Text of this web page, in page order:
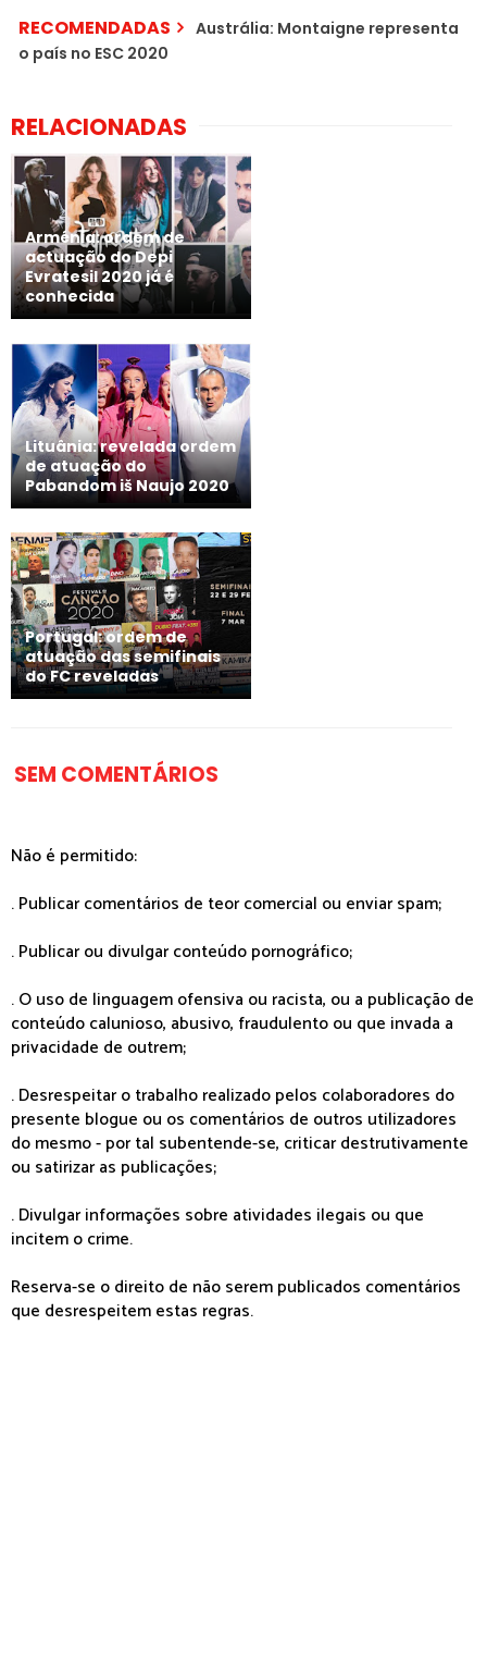
RECOMENDADAS
Austrália: Montaigne representa
o país no ESC 2020
RELACIONADAS
Arménia: ordem de
actuação do Depi
Evratesil 2020 já é
conhecida
Lituânia: revelada ordem
de atuação do
Pabandom iš Naujo 2020
Portugal: ordem de
atuação das semifinais
do FC reveladas
SEM COMENTÁRIOS
Não é permitido:
. Publicar comentários de teor comercial ou enviar spam;
. Publicar ou divulgar conteúdo pornográfico;
. O uso de linguagem ofensiva ou racista, ou a publicação de
conteúdo calunioso, abusivo, fraudulento ou que invada a
privacidade de outrem;
. Desrespeitar o trabalho realizado pelos colaboradores do
presente blogue ou os comentários de outros utilizadores
do mesmo - por tal subentende-se, criticar destrutivamente
ou satirizar as publicações;
. Divulgar informações sobre atividades ilegais ou que
incitem o crime.
Reserva-se o direito de não serem publicados comentários
que desrespeitem estas regras.